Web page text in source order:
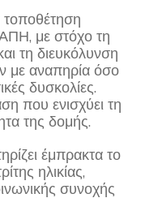
με στόχο τη
τη διευκόλυνση
με αναπηρία όσο
δυσκολίες.
που ενισχύει τη
της δομής.
έμπρακτα το
ηλικίας,
συνοχής